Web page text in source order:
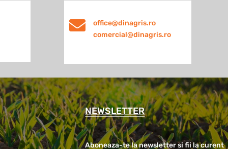

office@dinagris.ro
comercial@dinagris.ro
NEWSLETTER
Aboneaza-te la newsletter si fii la curent